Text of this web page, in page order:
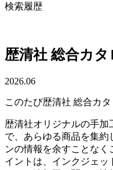
検索履歴
歴清社 総合カ
2026.06
このたび歴清社 総合カ
歴清社オリジナルの手加
で、あらゆる商品を集約
ンの情報を余すことな
イントは、インクジェッ